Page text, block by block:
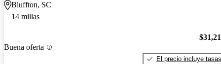
Bluffton, SC
14 millas
Buena oferta
El precio incluye tasas